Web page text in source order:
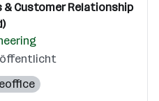
& Customer Relationship